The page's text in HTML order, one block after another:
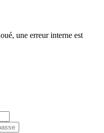
une erreur interne est